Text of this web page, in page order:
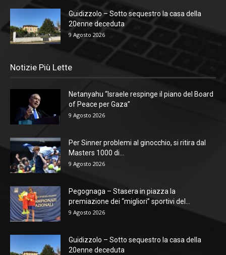
Guidizzolo – Sotto sequestro la casa della
20enne deceduta
9 Agosto 2026
Notizie Più Lette
Netanyahu “Israele respinge il piano del Board
of Peace per Gaza”
9 Agosto 2026
Per Sinner problemi al ginocchio, si ritira dal
Masters 1000 di...
9 Agosto 2026
Pegognaga – Stasera in piazza la
premiazione dei “migliori” sportivi del...
9 Agosto 2026
Guidizzolo – Sotto sequestro la casa della
20enne deceduta